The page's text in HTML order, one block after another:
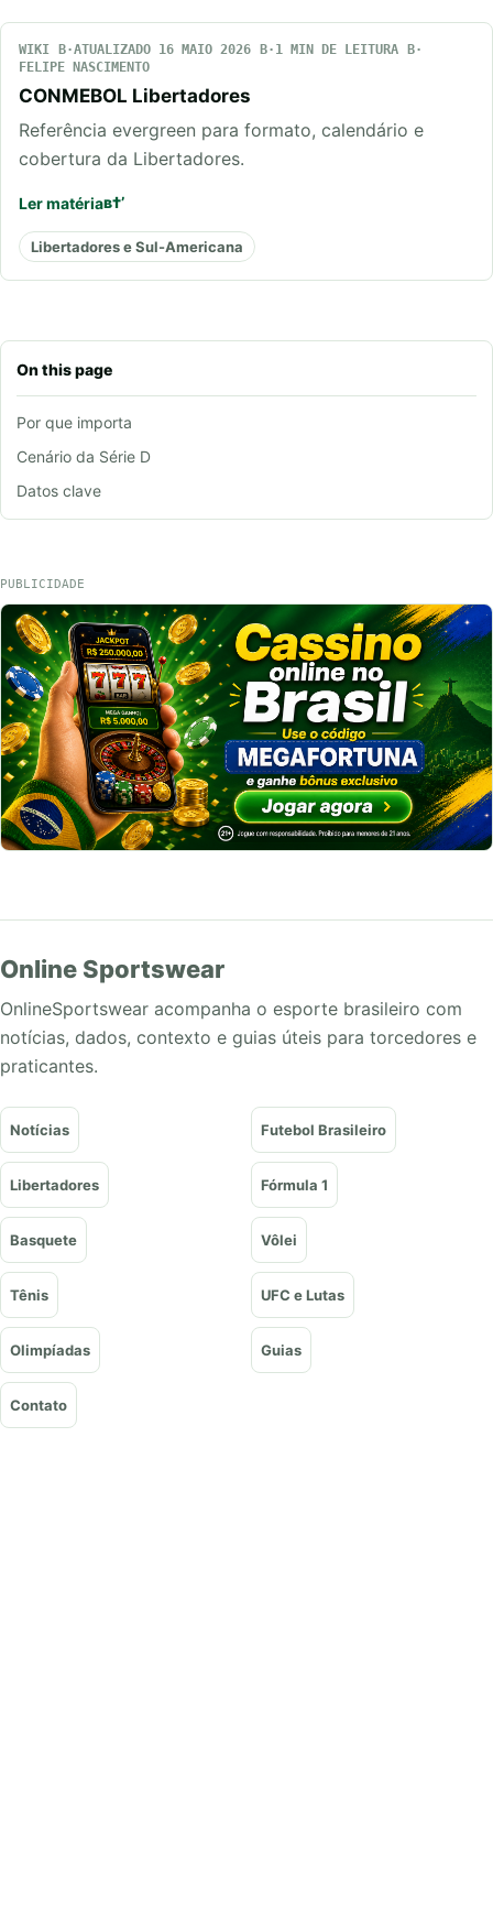
On this page
Por que importa
Cenário da Série D
Datos clave
WIKI ATUALIZADO 16 MAIO 2026
1 MIN DE LEITURA
FELIPE NASCIMENTO
CONMEBOL Libertadores
Referência evergreen para formato, calendário e
cobertura da Libertadores.
Ler matéria
Libertadores e Sul-Americana
PUBLICIDADE
Online Sportswear
OnlineSportswear acompanha o esporte brasileiro com
notícias, dados, contexto e guias úteis para torcedores e
praticantes.
Notícias Futebol Brasileiro
Libertadores Fórmula 1
Basquete Vôlei
Tênis UFC e Lutas
Olimpíadas Guias
Contato